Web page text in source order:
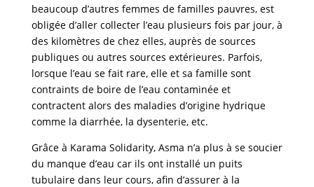
beaucoup d’autres femmes de familles pauvres, est
obligée d’aller collecter l’eau plusieurs fois par jour, à
des kilomètres de chez elles, auprès de sources
publiques ou autres sources extérieures. Parfois,
lorsque l’eau se fait rare, elle et sa famille sont
contraints de boire de l’eau contaminée et
contractent alors des maladies d’origine hydrique
comme la diarrhée, la dysenterie, etc.
Grâce à Karama Solidarity, Asma n’a plus à se soucier
du manque d’eau car ils ont installé un puits
tubulaire dans leur cours, afin d’assurer à la